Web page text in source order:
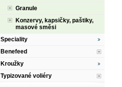
Granule
Konzervy, kapsičky, paštiky,
masové směsi
Speciality
Benefeed
Kroužky
Typizované voliéry